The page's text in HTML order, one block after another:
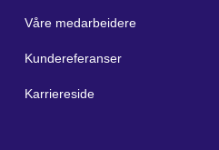
Våre medarbeidere
Kundereferanser
Karriereside